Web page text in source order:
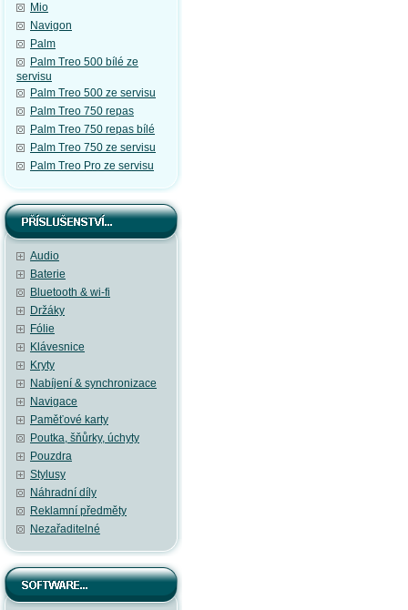
Mio
Navigon
Palm
Palm Treo 500 bílé ze
servisu
Palm Treo 500 ze servisu
Palm Treo 750 repas
Palm Treo 750 repas bílé
Palm Treo 750 ze servisu
Palm Treo Pro ze servisu
Audio
Baterie
Bluetooth & wi-fi
Držáky
Fólie
Klávesnice
Kryty
Nabíjení & synchronizace
Navigace
Paměťové karty
Poutka, šňůrky, úchyty
Pouzdra
Stylusy
Náhradní díly
Reklamní předměty
Nezařaditelné